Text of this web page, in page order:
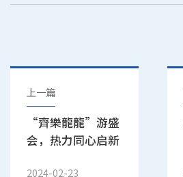
上一篇
“齊樂龍龍”游盛
会，热力同心启新
2024-02-23